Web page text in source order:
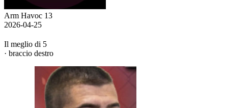
Arm Havoc 13
2026-04-25
Il meglio di 5
· braccio destro